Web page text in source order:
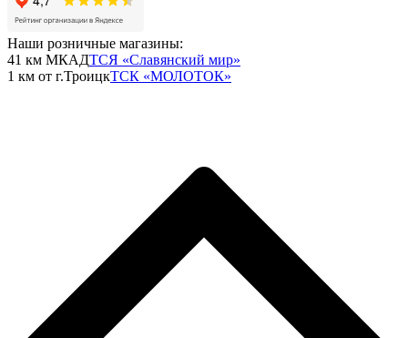
Наши розничные магазины:
41 км МКАДТСЯ «Славянский мир»
1 км от г.ТроицкТСК «МОЛОТОК»